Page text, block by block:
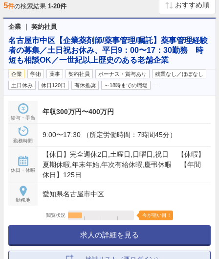
5件の検索結果 1-20件
企業 ｜ 契約社員
名古屋市中区【企業薬剤師/薬事管理/嘱託】薬事管理経験
者の募集／土日祝お休み、平日9：00〜17：30勤務 時
短も相談OK／一世紀以上歴史のある老舗企業
企業 学術 薬事 契約社員 ボーナス・賞与あり
残業なし／ほぼなし
土日休み
休日120日 有休推奨 ～18時までの職場
給与・手当
年収300万円〜400万円
勤務時間
9:00〜17:30 （所定労働時間：7時間45分）
休日・休暇
【休日】完全週休2日,土曜日,日曜日,祝日 【休暇】
夏期休暇,年末年始,年次有給休暇,慶弔休暇 【年間
休日】125日
勤務地
愛知県名古屋市中区
閲覧状況 今が狙い目！
求人の詳細を見る